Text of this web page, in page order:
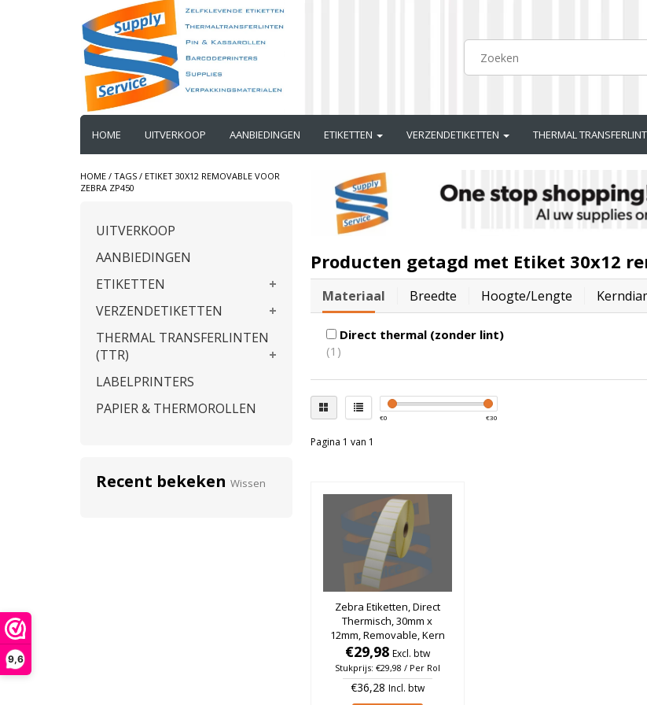
9,6
HOME UITVERKOOP AANBIEDINGEN ETIKETTEN VERZENDETIKETTEN THERMAL
HOME / TAGS / ETIKET 30X12 REMOVABLE VOOR
ZEBRA ZP450
UITVERKOOP
AANBIEDINGEN
ETIKETTEN
VERZENDETIKETTEN
THERMAL TRANSFERLINTEN
(TTR)
LABELPRINTERS
PAPIER & THERMOROLLEN
Recent bekeken Wissen
Producten getagd met Etiket 30x12
Materiaal Breedte Hoogte/lengte
Direct thermal (zonder lint)
(1)
€0 €30
Pagina 1 van 1
Zebra Etiketten, Direct
Thermisch, 30mm x
12mm, Removable, Kern
25mm, rol à 4.600 stuks
€29,98 Excl. btw
Stukprijs: €29,98 / Per Rol
€36,28 Incl. btw